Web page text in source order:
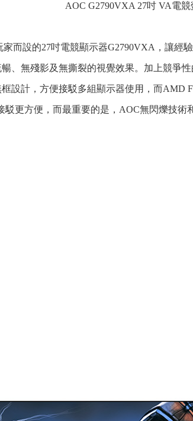
AOC G2790VXA 27吋 VA電競
而設的27吋電競顯示器G2790VXA，讓經
、無殘影及無撕裂的視覺效果。加上競爭
設計，方便接駁多組顯示器使用，而AMD
駁更方便，而最重要的是，AOC無閃爍技